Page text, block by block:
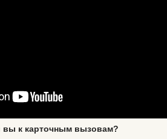
вы к карточным вызовам?